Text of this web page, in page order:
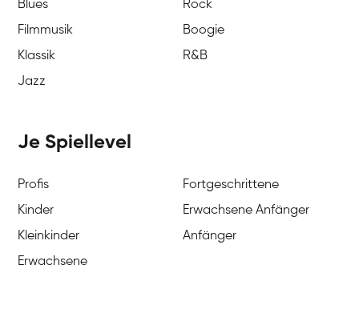
Blues
Rock
Filmmusik
Boogie
Klassik
R&B
Jazz
Je Spiellevel
Profis
Fortgeschrittene
Kinder
Erwachsene Anfänger
Kleinkinder
Anfänger
Erwachsene